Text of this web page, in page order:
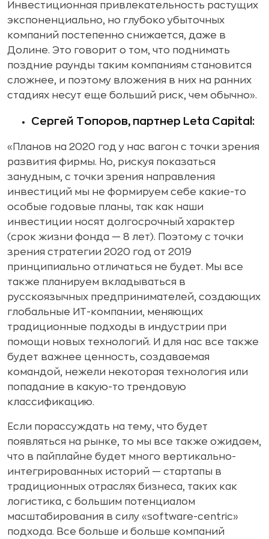
Инвестиционная привлекательность растущих
экспоненциально, но глубоко убыточных
компаний постепенно снижается, даже в
Долине. Это говорит о том, что поднимать
поздние раунды таким компаниям становится
сложнее, и поэтому вложения в них на ранних
стадиях несут еще больший риск, чем обычно».
Сергей Топоров, партнер Leta Capital:
«Планов на 2020 год у нас вагон с точки зрения
развития фирмы. Но, рискуя показаться
занудным, с точки зрения направления
инвестиций мы не формируем себе какие-то
особые годовые планы, так как наши
инвестиции носят долгосрочный характер
(срок жизни фонда — 8 лет). Поэтому с точки
зрения стратегии 2020 год от 2019
принципиально отличаться не будет. Мы все
также планируем вкладываться в
русскоязычных предпринимателей, создающих
глобальные ИТ-компании, меняющих
традиционные подходы в индустрии при
помощи новых технологий. И для нас все также
будет важнее ценность, создаваемая
командой, нежели некоторая технология или
попадание в какую-то трендовую
классификацию.
Если порассуждать на тему, что будет
появляться на рынке, то мы все также ожидаем,
что в пайплайне будет много вертикально-
интегрированных историй — стартапы в
традиционных отраслях бизнеса, таких как
логистика, с большим потенциалом
масштабирования в силу «software-centric»
подхода. Все больше и больше компаний